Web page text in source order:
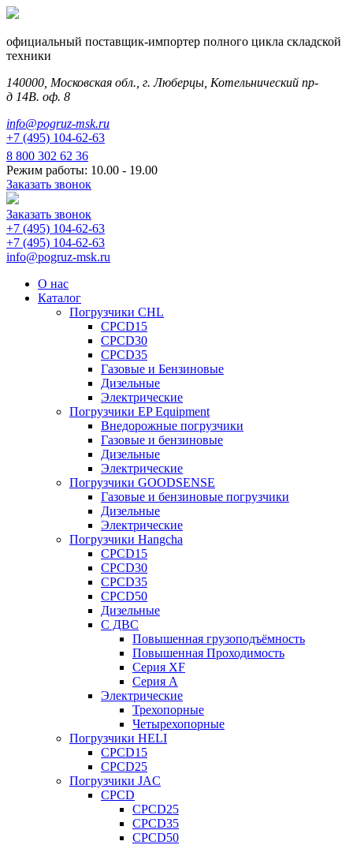
официальный поставщик-импортер полного цикла складской
техники
140000, Московская обл., г. Люберцы, Котельнический пр-
д 14В. оф. 8
info@pogruz-msk.ru
+7 (495) 104-62-63
8 800 302 62 36
Режим работы: 10.00 - 19.00
Заказать звонок
Заказать звонок
+7 (495) 104-62-63
+7 (495) 104-62-63
info@pogruz-msk.ru
О нас
Каталог
Погрузчики CHL
CPCD15
CPCD30
CPCD35
Газовые и Бензиновые
Дизельные
Электрические
Погрузчики EP Equipment
Внедорожные погрузчики
Газовые и бензиновые
Дизельные
Электрические
Погрузчики GOODSENSE
Газовые и бензиновые погрузчики
Дизельные
Электрические
Погрузчики Hangcha
CPCD15
CPCD30
CPCD35
CPCD50
Дизельные
С ДВС
Повышенная грузоподъёмность
Повышенная Проходимость
Серия XF
Серия А
Электрические
Трехопорные
Четырехопорные
Погрузчики HELI
CPCD15
CPCD25
Погрузчики JAC
CPCD
CPCD25
CPCD35
CPCD50